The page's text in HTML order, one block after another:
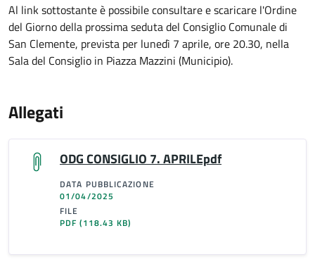
Al link sottostante è possibile consultare e scaricare l'Ordine
del Giorno della prossima seduta del Consiglio Comunale di
San Clemente, prevista per lunedì 7 aprile, ore 20.30, nella
Sala del Consiglio in Piazza Mazzini (Municipio).
Allegati
ODG CONSIGLIO 7. APRILEpdf
DATA PUBBLICAZIONE
01/04/2025
FILE
PDF(118.43 KB)